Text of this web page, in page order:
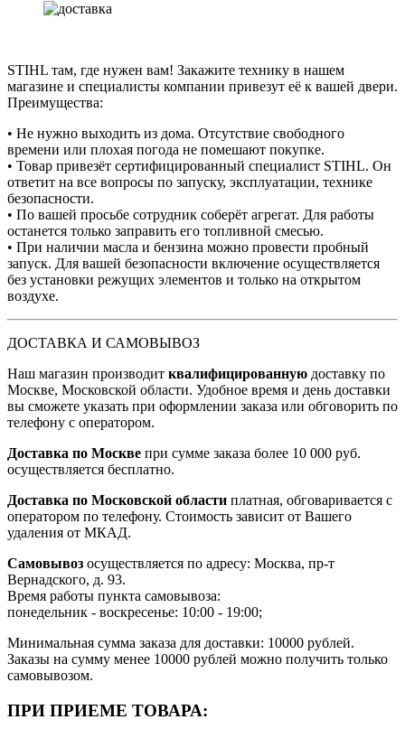
STIHL там, где нужен вам! Закажите технику в нашем
магазине и специалисты компании привезут её к вашей двери.
Преимущества:
• Не нужно выходить из дома. Отсутствие свободного
времени или плохая погода не помешают покупке.
• Товар привезёт сертифицированный специалист STIHL. Он
ответит на все вопросы по запуску, эксплуатации, технике
безопасности.
• По вашей просьбе сотрудник соберёт агрегат. Для работы
останется только заправить его топливной смесью.
• При наличии масла и бензина можно провести пробный
запуск. Для вашей безопасности включение осуществляется
без установки режущих элементов и только на открытом
воздухе.
ДОСТАВКА И САМОВЫВОЗ
Наш магазин производит квалифицированную доставку по
Москве, Московской области. Удобное время и день доставки
вы сможете указать при оформлении заказа или обговорить по
телефону с оператором.
Доставка по Москве при сумме заказа более 10 000 руб.
осуществляется бесплатно.
Доставка по Московской области платная, обговаривается с
оператором по телефону. Стоимость зависит от Вашего
удаления от МКАД.
Самовывоз осуществляется по адресу: Москва, пр-т
Вернадского, д. 93.
Время работы пункта самовывоза:
понедельник - воскресенье: 10:00 - 19:00;
Минимальная сумма заказа для доставки: 10000 рублей.
Заказы на сумму менее 10000 рублей можно получить только
самовывозом.
ПРИ ПРИЕМЕ ТОВАРА: